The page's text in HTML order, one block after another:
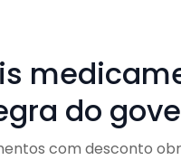
do
com desconto